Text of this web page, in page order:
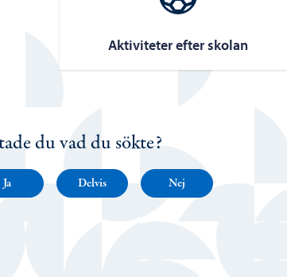
Aktiviteter efter skolan
du vad du sökte?
Ja Delvis Nej